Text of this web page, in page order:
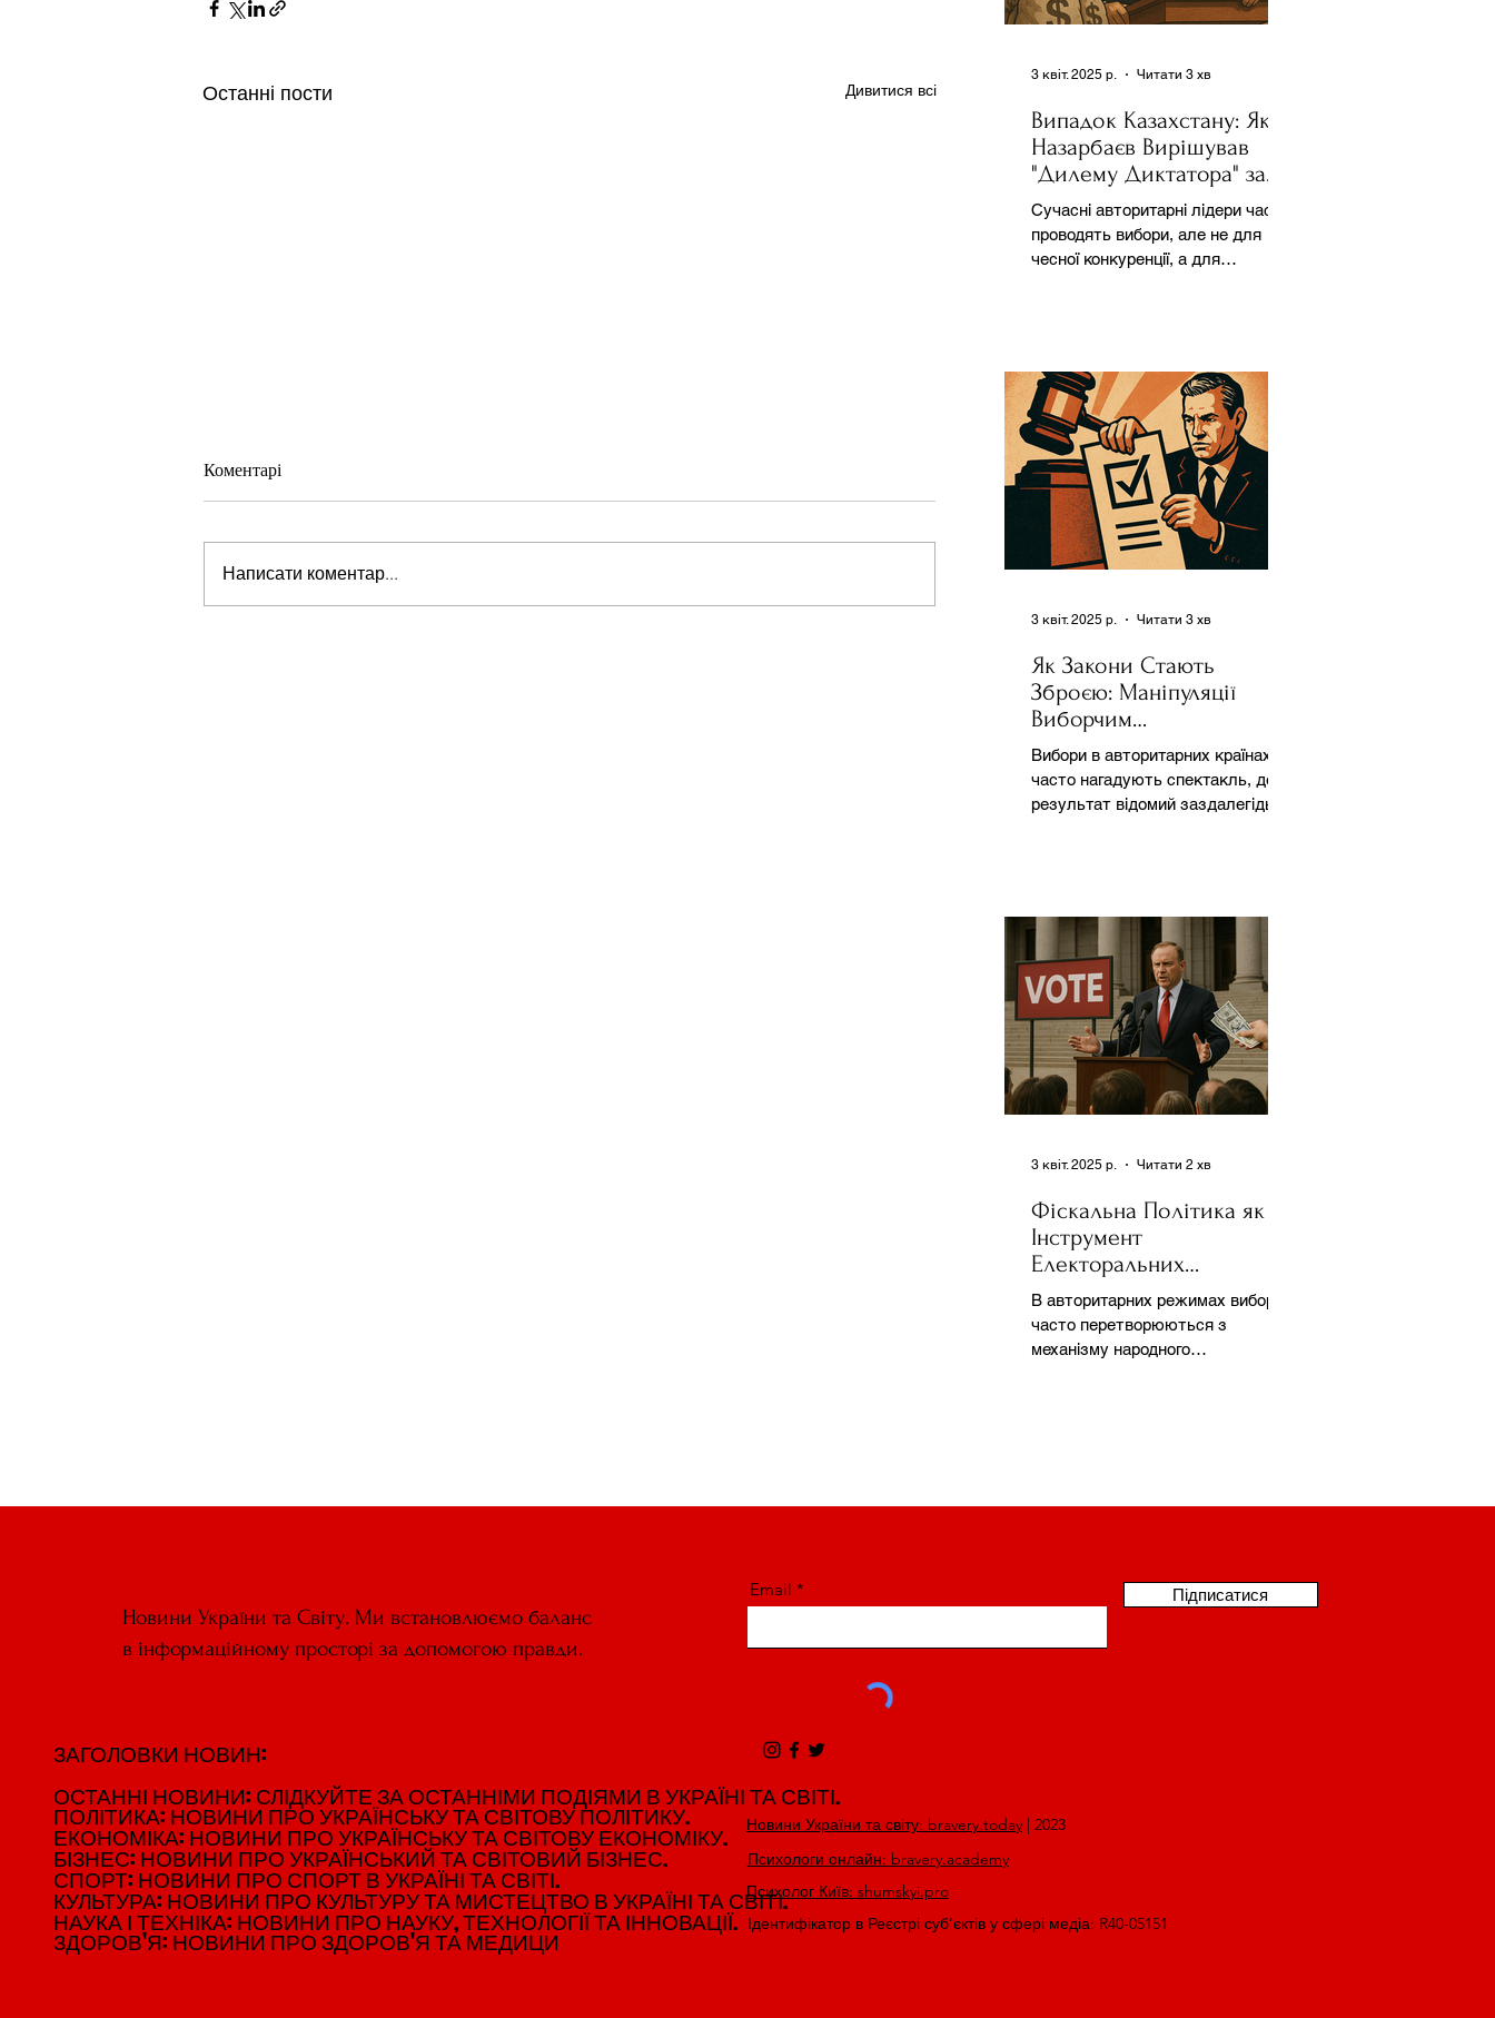
Останні пости Дивитися всі
Коментарі
Написати коментар...
Випадок Казахстану: Як
Назарбаєв Вирішував
"Дилему Диктатора" за
Допомогою Ресурсів та
Партії
Сучасні авторитарні лідери часто
проводять вибори, але не для
чесної конкуренції, а для
3 квіт. 2025 р. Читати 3 хв
Як Закони Стають
Зброєю: Маніпуляції
Виборчим
Законодавством в
Автократіях
Вибори в авторитарних країнах
часто нагадують спектакль, де
результат відомий заздалегідь.
3 квіт. 2025 р. Читати 3 хв
Фіскальна Політика як
Інструмент
Електоральних
Маніпуляцій в
Автократіях
В авторитарних режимах вибори
часто перетворюються з
механізму народного
3 квіт. 2025 р. Читати 2 хв
Новини України та Світу. Ми встановлюємо баланс
в інформаційному просторі за допомогою правди.
ЗАГОЛОВКИ НОВИН:
ОСТАННІ НОВИНИ: СЛІДКУЙТЕ ЗА ОСТАННІМИ ПОДІЯМИ В УКРАЇНІ ТА СВІТІ.
ПОЛІТИКА: НОВИНИ ПРО УКРАЇНСЬКУ ТА СВІТОВУ ПОЛІТИКУ.
ЕКОНОМІКА: НОВИНИ ПРО УКРАЇНСЬКУ ТА СВІТОВУ ЕКОНОМІКУ.
БІЗНЕС: НОВИНИ ПРО УКРАЇНСЬКИЙ ТА СВІТОВИЙ БІЗНЕС.
СПОРТ: НОВИНИ ПРО СПОРТ В УКРАЇНІ ТА СВІТІ.
КУЛЬТУРА: НОВИНИ ПРО КУЛЬТУРУ ТА МИСТЕЦТВО В УКРАЇНІ ТА СВІТІ.
НАУКА І ТЕХНІКА: НОВИНИ ПРО НАУКУ, ТЕХНОЛОГІЇ ТА ІННОВАЦІЇ.
ЗДОРОВ'Я: НОВИНИ ПРО ЗДОРОВ'Я ТА МЕДИЦИ
ЗАГОЛОВКИ НОВИН:
ОСТАННІ НОВИНИ: СЛІДКУЙТЕ ЗА ОСТАННІМИ ПОДІЯМИ В УКРАЇНІ ТА СВІТІ.
ПОЛІТИКА: НОВИНИ ПРО УКРАЇНСЬКУ ТА СВІТОВУ ПОЛІТИКУ.
ЕКОНОМІКА: НОВИНИ ПРО УКРАЇНСЬКУ ТА СВІТОВУ ЕКОНОМІКУ.
БІЗНЕС: НОВИНИ ПРО УКРАЇНСЬКИЙ ТА СВІТОВИЙ БІЗНЕС.
СПОРТ: НОВИНИ ПРО СПОРТ В УКРАЇНІ ТА СВІТІ.
КУЛЬТУРА: НОВИНИ ПРО КУЛЬТУРУ ТА МИСТЕЦТВО В УКРАЇНІ ТА СВІТІ.
НАУКА І ТЕХНІКА: НОВИНИ ПРО НАУКУ, ТЕХНОЛОГІЇ ТА ІННОВАЦІЇ.
ЗДОРОВ'Я: НОВИНИ ПРО ЗДОРОВ'Я ТА МЕДИЦИ
Email Підписатися
Новини України та світу: bravery.today| 2023
Психологи онлайн: bravery.academy
Психолог Київ: shumskyi.pro
Ідентифікатор в Реєстрі суб’єктів у сфері медіа: R40-05151